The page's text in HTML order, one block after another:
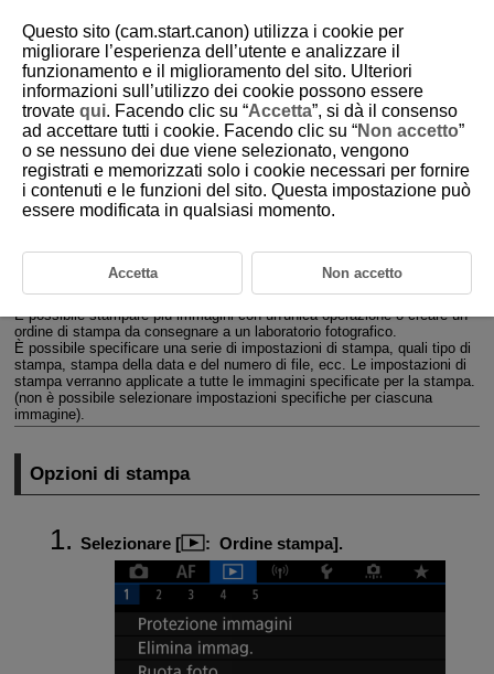
D185-148
Ordine di stampa (DPOF)
Opzioni di stampa
Il formato DPOF (Digital Print Order Format) consente di stampare le
immagini registrate sulla scheda in base alle istruzioni di stampa definite
dall'utente, ad esempio selezione delle immagini, numero di copie, ecc.
È possibile stampare più immagini con un'unica operazione o creare un
ordine di stampa da consegnare a un laboratorio fotografico.
È possibile specificare una serie di impostazioni di stampa, quali tipo di
stampa, stampa della data e del numero di file, ecc. Le impostazioni di
stampa verranno applicate a tutte le immagini specificate per la stampa.
(non è possibile selezionare impostazioni specifiche per ciascuna
immagine).
Opzioni di stampa
Selezionare [ : Ordine stampa].
Questo sito (cam.start.canon) utilizza i cookie per
migliorare l’esperienza dell’utente e analizzare il
funzionamento e il miglioramento del sito. Ulteriori
informazioni sull’utilizzo dei cookie possono essere
trovate qui. Facendo clic su “Accetta”, si dà il consenso
ad accettare tutti i cookie. Facendo clic su “Non accetto”
o se nessuno dei due viene selezionato, vengono
registrati e memorizzati solo i cookie necessari per fornire
i contenuti e le funzioni del sito. Questa impostazione può
essere modificata in qualsiasi momento.
Accetta Non accetto